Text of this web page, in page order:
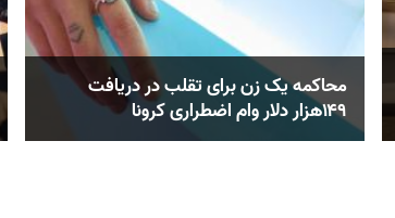
محاکمه یک زن برای تقلب در دریافت
۱۴۹هزار دلار وام اضطراری کرونا